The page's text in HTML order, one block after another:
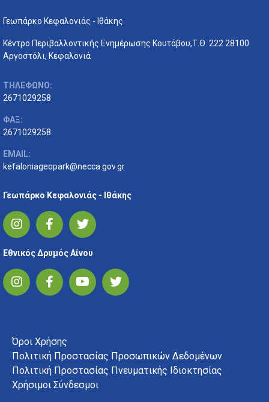
Γεωπάρκο Κεφαλονιάς - Ιθάκης
Κέντρο Περιβαλλοντικής Ενημέρωσης Κουτάβου,Τ.Θ. 222 28100
Αργοστόλι, Κεφαλονιά
ΤΗΛΕΦΩΝΟ:
2671029258
ΦΑΞ:
2671029258
EMAIL:
kefaloniageopark@necca.gov.gr
Γεωπάρκο Κεφαλονιάς - Ιθάκης
Εθνικός Δρυμός Αίνου
FOOTER MENU
Όροι Χρήσης
Πολιτική Προστασίας Προσωπικών Δεδομένων
Πολιτική Προστασίας Πνευματικής Ιδιοκτησίας
Χρήσιμοι Σύνδεσμοι